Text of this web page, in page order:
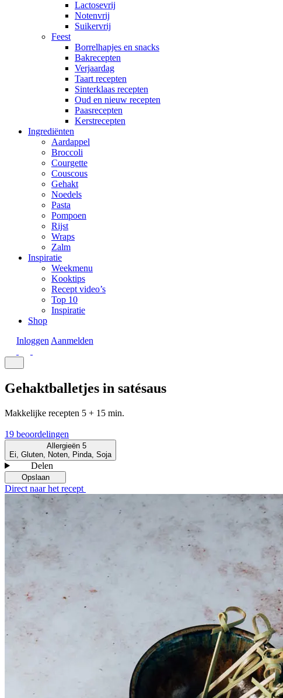
Lactosevrij
Notenvrij
Suikervrij
Feest
Borrelhapjes en snacks
Bakrecepten
Verjaardag
Taart recepten
Sinterklaas recepten
Oud en nieuw recepten
Paasrecepten
Kerstrecepten
Ingrediënten
Aardappel
Broccoli
Courgette
Couscous
Gehakt
Noedels
Pasta
Pompoen
Rijst
Wraps
Zalm
Inspiratie
Weekmenu
Kooktips
Recept video’s
Top 10
Inspiratie
Shop
Inloggen Aanmelden
Gehaktballetjes in satésaus
Makkelijke recepten 5 + 15 min.
19 beoordelingen
Allergieën 5
Ei, Gluten, Noten, Pinda, Soja
Delen
Opslaan
Direct naar het recept